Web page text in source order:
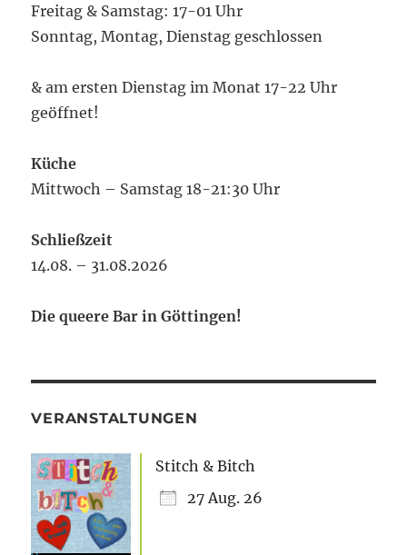
Freitag & Samstag: 17-01 Uhr
Sonntag, Montag, Dienstag geschlossen
& am ersten Dienstag im Monat 17-22 Uhr
geöffnet!
Küche
Mittwoch – Samstag 18-21:30 Uhr
Schließzeit
14.08. – 31.08.2026
Die queere Bar in Göttingen!
VERANSTALTUNGEN
Stitch & Bitch
27 Aug. 26